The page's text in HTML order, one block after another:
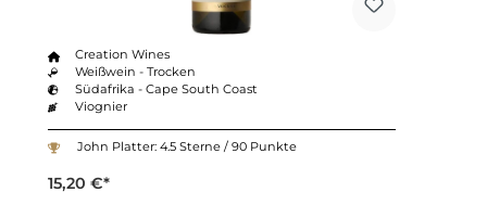
Creation Wines
Weißwein - Trocken
Südafrika - Cape South Coast
Viognier
John Platter: 4.5 Sterne / 90 Punkte
15,20 €*